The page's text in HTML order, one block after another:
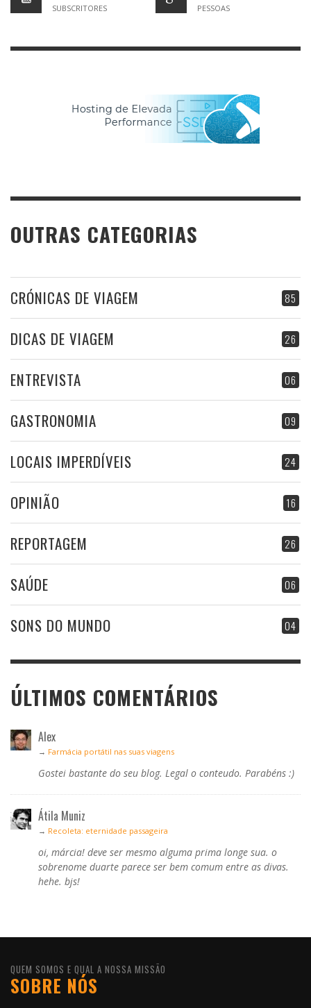
SUBSCRITORES PESSOAS
OUTRAS CATEGORIAS
85
CRÓNICAS DE VIAGEM
26
DICAS DE VIAGEM
06
ENTREVISTA
09
GASTRONOMIA
24
LOCAIS IMPERDÍVEIS
16
OPINIÃO
26
REPORTAGEM
06
SAÚDE
04
SONS DO MUNDO
ÚLTIMOS COMENTÁRIOS
Alex
→ Farmácia portátil nas suas viagens
Gostei bastante do seu blog. Legal o conteudo. Parabéns :)
Átila Muniz
→ Recoleta: eternidade passageira
oi, márcia! deve ser mesmo alguma prima longe sua. o
sobrenome duarte parece ser bem comum entre as divas.
hehe. bjs!
QUEM SOMOS E QUAL A NOSSA MISSÃO
SOBRE NÓS